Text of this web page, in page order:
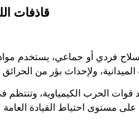
قاذفات
فردي أو جماعي، يستخدم مواد
ولإحداث بؤر من
قوات الحرب الكيمياوية،
مستوى احتياط القيادة